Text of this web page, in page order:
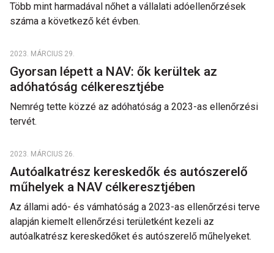
Több mint harmadával nőhet a vállalati adóellenőrzések
száma a következő két évben.
2023. MÁRCIUS 29.
Gyorsan lépett a NAV: ők kerültek az
adóhatóság célkeresztjébe
Nemrég tette közzé az adóhatóság a 2023-as ellenőrzési
tervét.
2023. MÁRCIUS 26.
Autóalkatrész kereskedők és autószerelő
műhelyek a NAV célkeresztjében
Az állami adó- és vámhatóság a 2023-as ellenőrzési terve
alapján kiemelt ellenőrzési területként kezeli az
autóalkatrész kereskedőket és autószerelő műhelyeket.